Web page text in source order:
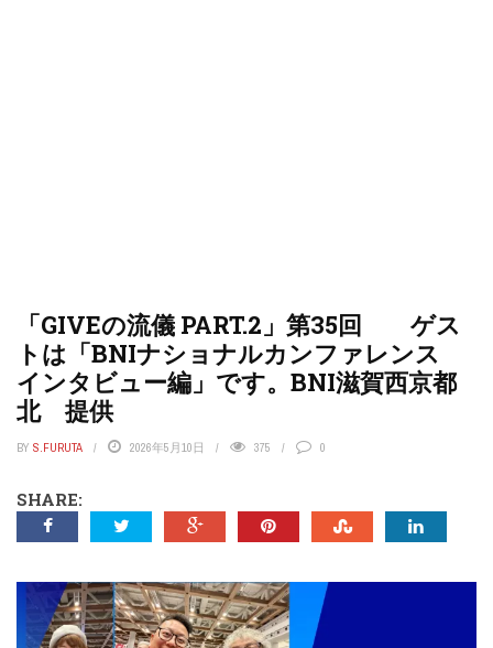
「GIVEの流儀 PART.2」第35回 ゲス
トは「BNIナショナルカンファレンス
インタビュー編」です。BNI滋賀西京都
北 提供
BY S.FURUTA 2026年5月10日 375 0
SHARE: